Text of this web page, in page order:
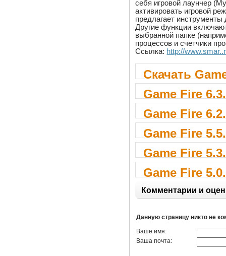
себя игровой лаунчер
активировать игровой
предлагает
Другие функции
выбранной папке
процессов и счетчики
Ссылка: http://
Скачать
Game Fire
Game Fire
Game Fire
Game Fire
Game Fire
Комментарии и
Данную страницу никто не
Ваше имя:
Ваша почта: